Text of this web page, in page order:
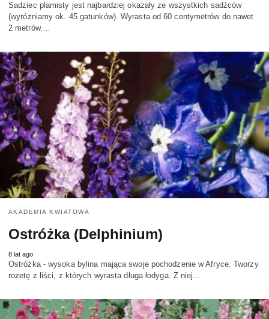
Sadziec plamisty jest najbardziej okazały ze wszystkich sadźców
(wyróżniamy ok. 45 gatunków). Wyrasta od 60 centymetrów do nawet
2 metrów.…
AKADEMIA KWIATOWA
Ostróżka (Delphinium)
8 lat ago
Ostróżka - wysoka bylina mająca swoje pochodzenie w Afryce. Tworzy
rozetę z liści, z których wyrasta długa łodyga. Z niej…